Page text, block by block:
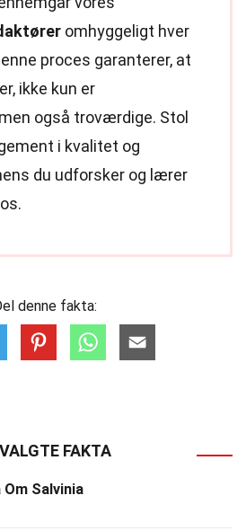
omhyggeligt hver
proces garanterer, at
ikke kun er
også troværdige. Stol
i kvalitet og
du udforsker og lærer
denne fakta:
FAKTA
Om Salvinia